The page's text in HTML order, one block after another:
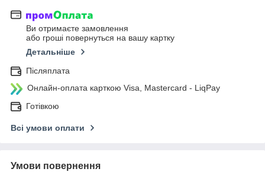
Ви отримаєте замовлення
або гроші повернуться на вашу картку
Детальніше
Післяплата
Онлайн-оплата карткою Visa, Mastercard - LiqPay
Готівкою
Всі умови оплати
Умови повернення